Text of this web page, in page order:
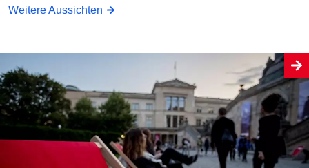
Weitere Aussichten